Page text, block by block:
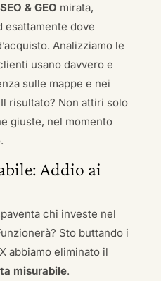
SEO & GEO mirata,
esattamente dove
Analizziamo le
usano davvero e
sulle mappe e nei
risultato? Non attiri solo
giuste, nel momento
Addio ai
chi investe nel
Sto buttando i
abbiamo eliminato il
misurabile.